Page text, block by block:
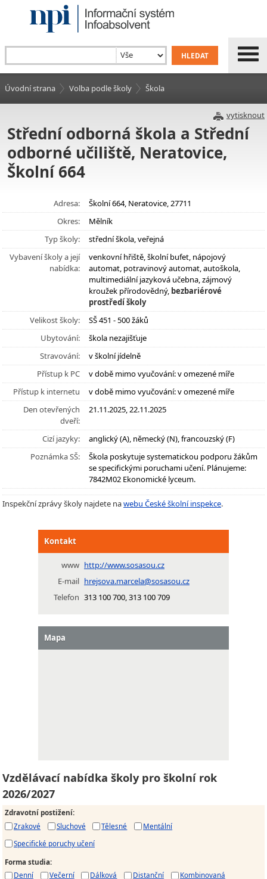
Úvodní strana Volba podle školy Škola
vytisknout
Střední odborná škola a Střední
odborné učiliště, Neratovice,
Školní 664
Adresa:
Školní 664, Neratovice, 27711
Okres:
Mělník
Typ školy:
střední škola, veřejná
Vybavení školy a její
nabídka:
venkovní hřiště, školní bufet, nápojový
automat, potravinový automat, autoškola,
multimediální jazyková učebna, zájmový
kroužek přírodovědný, bezbariérové
prostředí školy
Velikost školy:
SŠ 451 - 500 žáků
Ubytování:
škola nezajišťuje
Stravování:
v školní jídelně
Přístup k PC
v době mimo vyučování: v omezené míře
Přístup k internetu
v době mimo vyučování: v omezené míře
Den otevřených
dveří:
21.11.2025, 22.11.2025
Cizí jazyky:
anglický (A), německý (N), francouzský (F)
Poznámka SŠ:
Škola poskytuje systematickou podporu žákům
se specifickými poruchami učení. Plánujeme:
7842M02 Ekonomické lyceum.
Inspekční zprávy školy najdete nawebu České školní inspekce.
Kontakt
www http://www.sosasou.cz
E-mail hrejsova.marcela@sosasou.cz
Telefon 313 100 700, 313 100 709
Mapa
Vzdělávací nabídka školy pro školní rok
2026/2027
Zdravotní postižení:
Zrakové
Sluchové Tělesné
Mentální
Specifické poruchy učení
Forma studia:
Denní
Večerní Dálková Distanční Kombinovaná